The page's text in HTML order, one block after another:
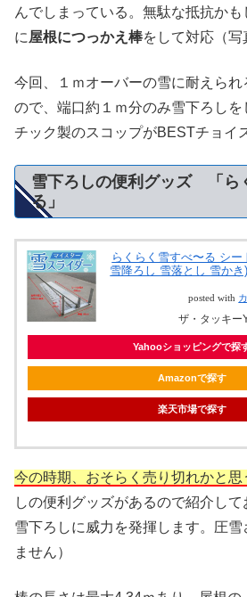
んでしまっている。無駄な抵抗か
に屋根につっかえ棒をして対応（写
今回、１ｍオーバーの雪に耐えら
ので、端口約１ｍ分のみ雪下ろし
チック製のスコップがBESTチョイ
雪下ろしの便利グッズ 「ら
る」
らくらく雪すべ〜る シー
雪降ろし 雪落とし 雪か
posted with
ザ・タッキー
Yahooショッピングで探
Amazonで探す
楽天市場で探す
今の時期、おそらく売り切れかと思
しの便利グッズがあるので紹介し
雪下ろしに威力を発揮します。圧雪
ません）